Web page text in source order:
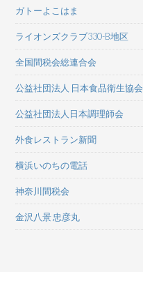
ガトーよこはま
ライオンズクラブ330-B地区
全国間税会総連合会
公益社団法人 日本食品衛生協会
公益社団法人日本調理師会
外食レストラン新聞
横浜いのちの電話
神奈川間税会
金沢八景 忠彦丸